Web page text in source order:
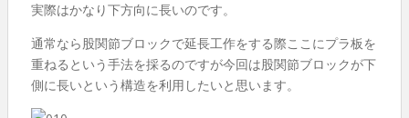
実際はかなり下方向に長いのです。
通常なら股関節ブロックで延長工作をする際ここにプラ板を
重ねるという手法を採るのですが今回は股関節ブロックが下
側に長いという構造を利用したいと思います。